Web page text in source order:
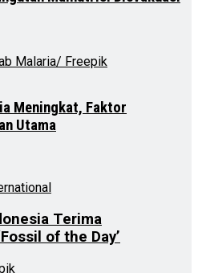
Meningkat, Faktor
Utama
Terima
of the Day’